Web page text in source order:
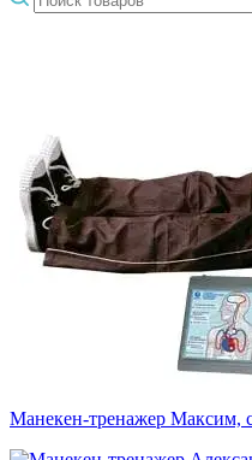
Манекен-тренажер Максим,